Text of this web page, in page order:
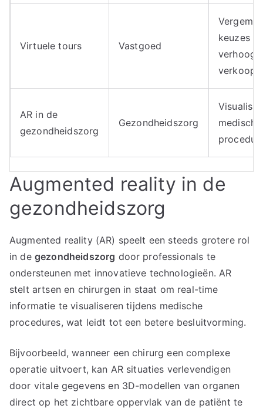
Virtuele tours Vastgoed
keuzes
verhoogt
verkoop
AR in de
gezondheidszorg
Gezondheidszorg
medische
Augmented reality in de
gezondheidszorg
Augmented reality (AR) speelt een steeds grotere rol
in de gezondheidszorg door professionals te
ondersteunen met innovatieve technologieën. AR
stelt artsen en chirurgen in staat om real-time
informatie te visualiseren tijdens medische
procedures, wat leidt tot een betere besluitvorming.
Bijvoorbeeld, wanneer een chirurg een complexe
operatie uitvoert, kan AR situaties verlevendigen
door vitale gegevens en 3D-modellen van organen
direct op het zichtbare oppervlak van de patiënt te